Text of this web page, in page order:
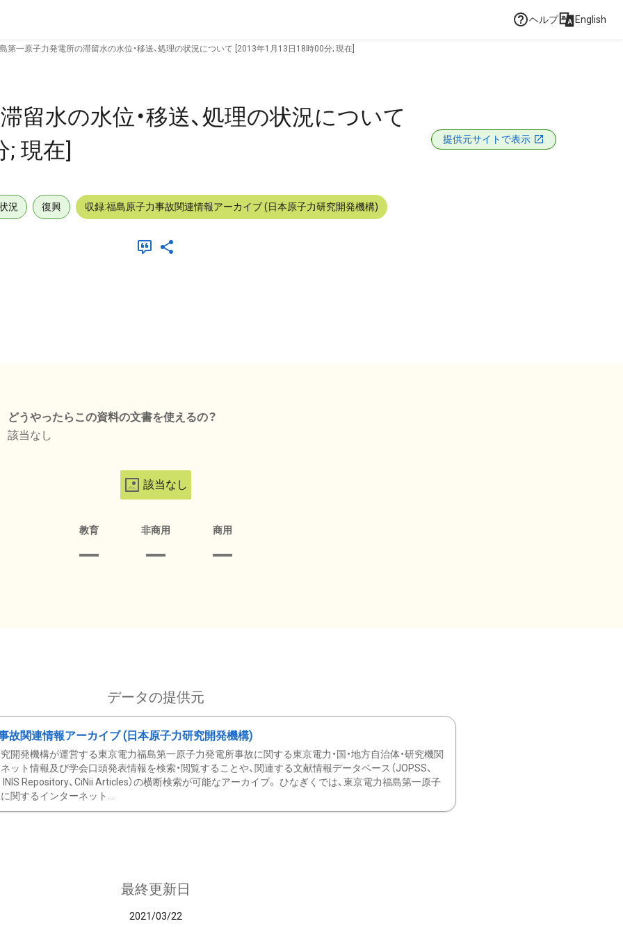
ヘルプ English
第一原子力発電所の滞留水の水位・移送、処理の状況について [2013年1月13日18時00分; 現在]
留水の水位・移送、処理の状況について
; 現在]
提供元サイトで表示
況 復興 収録:福島原子力事故関連情報アーカイブ (日本原子力研究開発機構)
どうやったらこの資料の文書を使えるの？
該当なし
該当なし
教育 非商用 商用
データの提供元
故関連情報アーカイブ (日本原子力研究開発機構)
開発機構が運営する東京電力福島第一原子力発電所事故に関する東京電力・国・地方自治体・研究機関
ット情報及び学会口頭発表情報を検索・閲覧することや、関連する文献情報データベース（JOPSS、
INIS Repository、CiNii Articles）の横断検索が可能なアーカイブ。 ひなぎくでは、東京電力福島第一原子
関するインターネット...
最終更新日
2021/03/22